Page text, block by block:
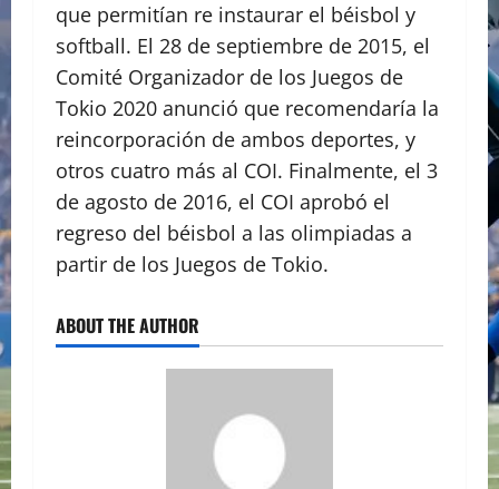
que permitían re instaurar el béisbol y
softball. El 28 de septiembre de 2015, el
Comité Organizador de los Juegos de
Tokio 2020 anunció que recomendaría la
reincorporación de ambos deportes, y
otros cuatro más al COI. Finalmente, el 3
de agosto de 2016, el COI aprobó el
regreso del béisbol a las olimpiadas a
partir de los Juegos de Tokio.
ABOUT THE AUTHOR